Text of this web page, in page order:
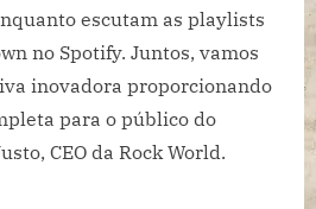
escutam as playlists
no Spotify. Juntos, vamos
inovadora proporcionando
para o público do
CEO da Rock World.